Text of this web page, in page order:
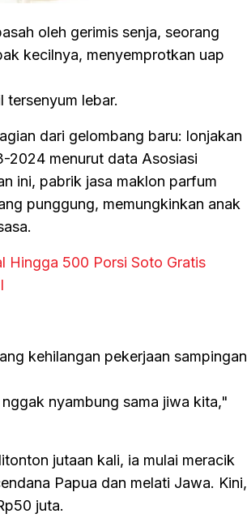
oleh gerimis senja, seorang
kecilnya, menyemprotkan uap
lebar.
dari gelombang baru: lonjakan
2024 menurut data Asosiasi
ini, pabrik jasa maklon parfum
punggung, memungkinkan anak
Hingga 500 Porsi Soto Gratis
kehilangan pekerjaan sampingan
nyambung sama jiwa kita,"
jutaan kali, ia mulai meracik
Papua dan melati Jawa. Kini,
juta.